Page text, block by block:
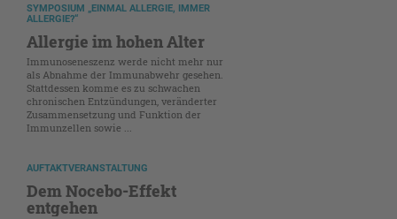
SYMPOSIUM „EINMAL ALLERGIE, IMMER
ALLERGIE?“
Allergie im hohen Alter
Immunoseneszenz werde nicht mehr nur
als Abnahme der Immunabwehr gesehen.
Stattdessen komme es zu schwachen
chronischen Entzündungen, veränderter
Zusammensetzung und Funktion der
Immunzellen sowie ...
AUFTAKTVERANSTALTUNG
Dem Nocebo-Effekt
entgehen